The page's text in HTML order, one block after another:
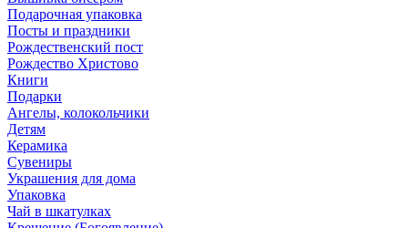
Подарочная упаковка
Посты и праздники
Рождественский пост
Рождество Христово
Книги
Подарки
Ангелы, колокольчики
Детям
Керамика
Сувениры
Украшения для дома
Упаковка
Чай в шкатулках